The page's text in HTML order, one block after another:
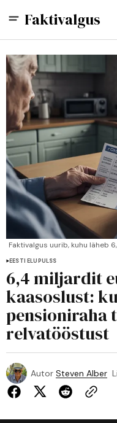
Faktivalgus
Faktivalgus uurib, kuhu
EESTI ELUPULSS
6,4 miljardit
kaasoslust:
pensioniraha
relvatööstust
Autor Steven Alber